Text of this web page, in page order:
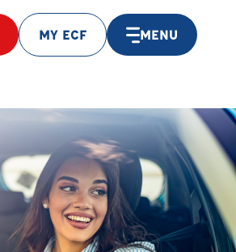
MY ECF MENU